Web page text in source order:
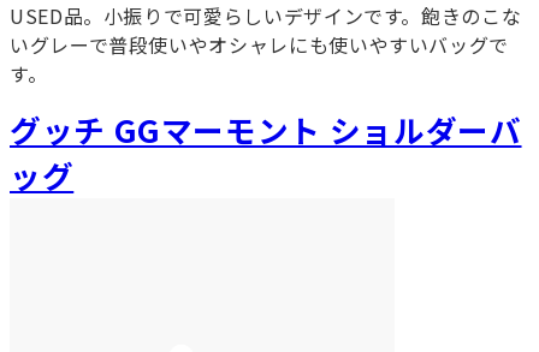
USED品。小振りで可愛らしいデザインです。飽きのこな
いグレーで普段使いやオシャレにも使いやすいバッグで
す。
グッチ GGマーモント ショルダーバ
ッグ